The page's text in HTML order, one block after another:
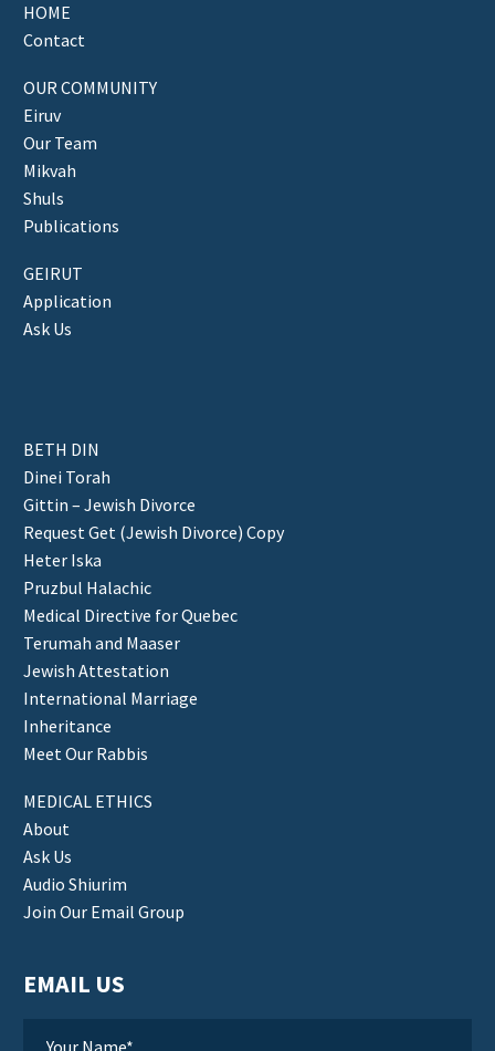
HOME
Contact
OUR COMMUNITY
Eiruv
Our Team
Mikvah
Shuls
Publications
GEIRUT
Application
Ask Us
BETH DIN
Dinei Torah
Gittin – Jewish Divorce
Request Get (Jewish Divorce) Copy
Heter Iska
Pruzbul Halachic
Medical Directive for Quebec
Terumah and Maaser
Jewish Attestation
International Marriage
Inheritance
Meet Our Rabbis
MEDICAL ETHICS
About
Ask Us
Audio Shiurim
Join Our Email Group
EMAIL US